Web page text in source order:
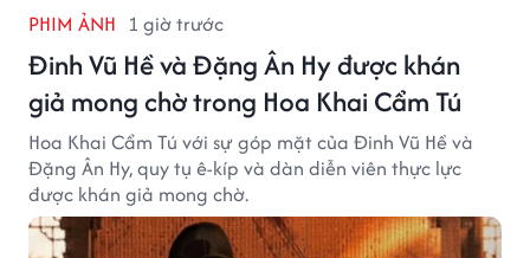
PHIM ẢNH 1 giờ trước
Đinh Vũ Hề và Đặng Ân Hy được khán
giả mong chờ trong Hoa Khai Cẩm Tú
Hoa Khai Cẩm Tú với sự góp mặt của Đinh Vũ Hề và
Đặng Ân Hy, quy tụ ê-kíp và dàn diễn viên thực lực
được khán giả mong chờ.